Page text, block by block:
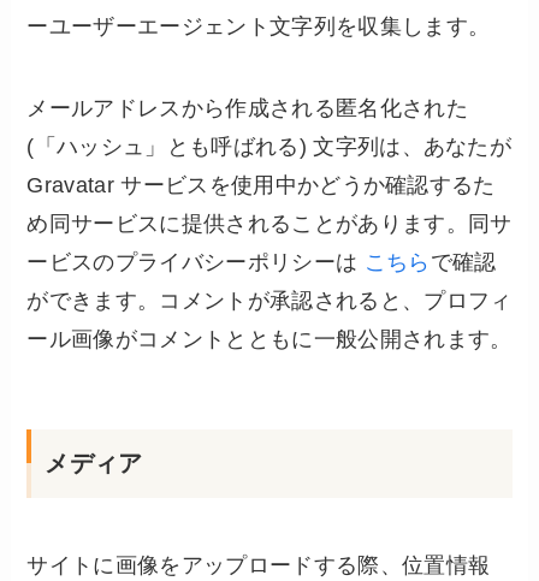
ーユーザーエージェント文字列を収集します。
メールアドレスから作成される匿名化された
(「ハッシュ」とも呼ばれる) 文字列は、あなたが
Gravatar サービスを使用中かどうか確認するた
め同サービスに提供されることがあります。同サ
ービスのプライバシーポリシーは こちら で確認
ができます。コメントが承認されると、プロフィ
ール画像がコメントとともに一般公開されます。
メディア
サイトに画像をアップロードする際、位置情報